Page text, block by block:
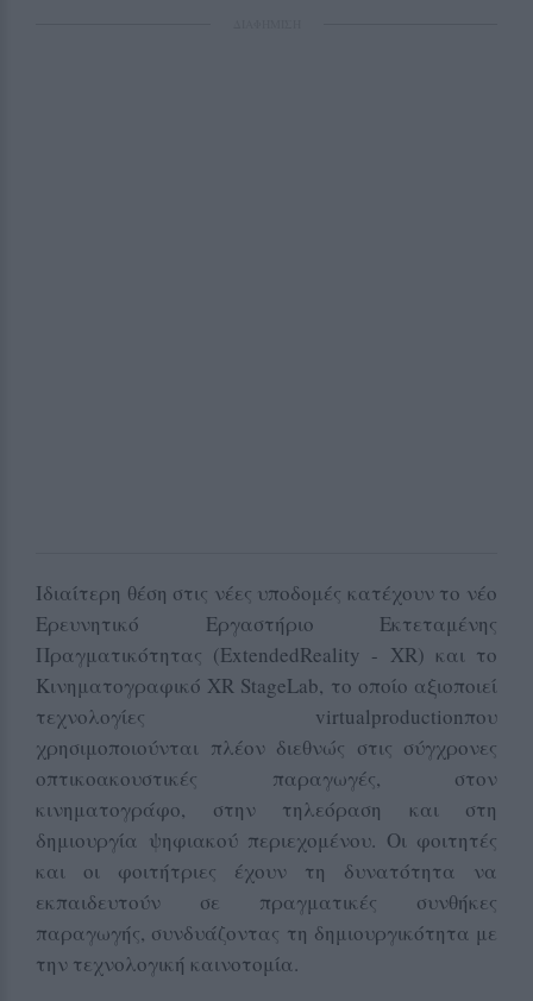
Ιδιαίτερη θέση στις νέες υποδομές κατέχουν το νέο
Ερευνητικό Εργαστήριο Εκτεταμένης
Πραγματικότητας (ExtendedReality - XR) και το
Κινηματογραφικό XR StageLab, το οποίο αξιοποιεί
τεχνολογίες virtualproductionπου
χρησιμοποιούνται πλέον διεθνώς στις σύγχρονες
οπτικοακουστικές παραγωγές, στον
κινηματογράφο, στην τηλεόραση και στη
δημιουργία ψηφιακού περιεχομένου. Οι φοιτητές
και οι φοιτήτριες έχουν τη δυνατότητα να
εκπαιδευτούν σε πραγματικές συνθήκες
παραγωγής, συνδυάζοντας τη δημιουργικότητα με
την τεχνολογική καινοτομία.